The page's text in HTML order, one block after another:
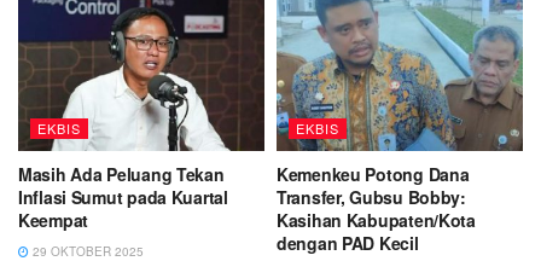
EKBIS
Masih Ada Peluang Tekan
Inflasi Sumut pada Kuartal
Keempat
29 OKTOBER 2025
EKBIS
Kemenkeu Potong Dana
Transfer, Gubsu Bobby:
Kasihan Kabupaten/Kota
dengan PAD Kecil